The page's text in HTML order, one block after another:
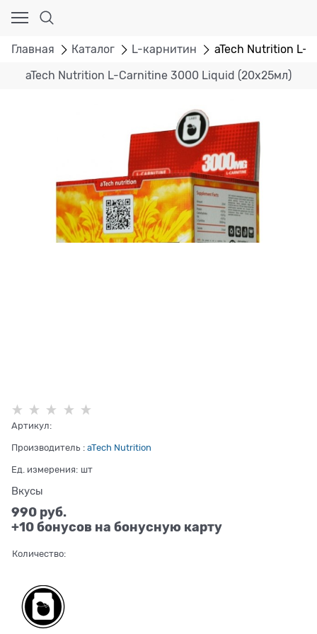
Главная Каталог L-карнитин aTech Nutrition L-
aTech Nutrition L-Carnitine 3000 Liquid (20x25мл)
Артикул:
Производитель : aTech Nutrition
Ед. измерения: шт
Вкусы
990 руб.
+10 бонусов на бонусную карту
Количество: